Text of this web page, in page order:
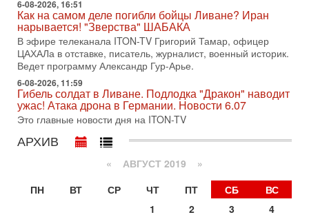
В эфире телеканала ITON-TV СЕРГЕЙ МИГДАЛЬ, эксперт
по вопросам безопасности, офицер запаса
Международного управления полиции Израиля, автор
31-07-2026, 09:02
Битва за разоружение ХАМАСа - НОВОСТИ
31/07/2026
Сегодня президент США Дональд Трамп заявил о
достижении исторического соглашения о полном
разоружении ХАМАСа и других вооруженных группировок в
30-07-2026, 17:59
Иран доведет Трампа до крайних мер? Разбор и
оценка от военного обозревателя Давида Шарпа
Ситуация вокруг противостояния Ирана и США накаляется
с каждым днем. Почему Трамп в самый последний момент
отменил решение о нанесении тяжелых ударов
6-08-2026, 16:51
Как на самом деле погибли бойцы Ливане? Иран
нарывается! "Зверства" ШАБАКА
В эфире телеканала ITON-TV Григорий Тамар, офицер
ЦАХАЛа в отставке, писатель, журналист, военный историк.
Ведет программу Александр Гур-Арье.
6-08-2026, 11:59
Гибель солдат в Ливане. Подлодка "Дракон" наводит
ужас! Атака дрона в Германии. Новости 6.07
Это главные новости дня на ITON-TV
АРХИВ
« АВГУСТ 2019 »
ПН
ВТ СР ЧТ ПТ СБ
ВС
1
2 3
4